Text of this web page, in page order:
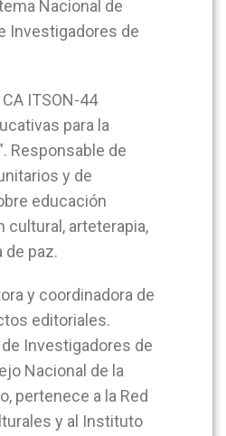
Nacional de
Investigadores de
ITSON-44
para la
Responsable de
y de
educación
cultural, arteterapia,
de paz.
y coordinadora de
editoriales.
de Investigadores de
Nacional de la
pertenece a la Red
y al Instituto